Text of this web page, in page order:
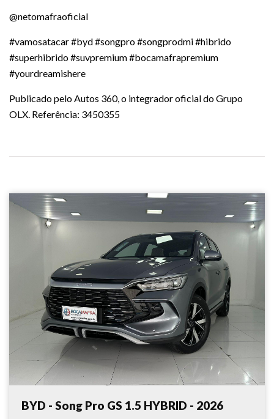
@netomafraoficial
#vamosatacar #byd #songpro #songprodmi #hibrido
#superhibrido #suvpremium #bocamafrapremium
#yourdreamishere
Publicado pelo Autos 360, o integrador oficial do Grupo
OLX. Referência: 3450355
BYD - Song Pro GS 1.5 HYBRID - 2026